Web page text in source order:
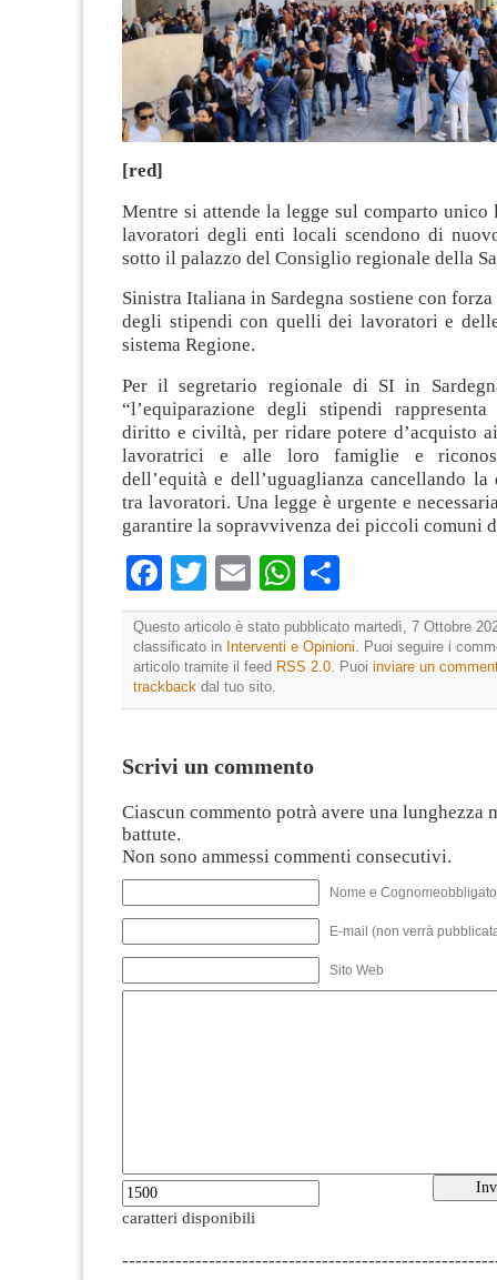
[red]
Mentre si attende la legge sul comparto
lavoratori degli enti locali scendono di
sotto il palazzo del Consiglio regionale della
Sinistra Italiana in Sardegna sostiene con
degli stipendi con quelli dei lavoratori e
sistema Regione.
Per il segretario regionale di SI in
“l’equiparazione degli stipendi
diritto e civiltà, per ridare potere d’acquisto
lavoratrici e alle loro famiglie e
dell’equità e dell’uguaglianza cancellando la
tra lavoratori. Una legge è urgente e
garantire la sopravvivenza dei piccoli comuni
Facebook
Twitter
EmailWhatsApp
Questo articolo è stato pubblicato martedì, 7 Ottobre
classificato in Interventi e Opinioni . Puoi seguire i
articolo tramite il feed RSS 2.0 . Puoi inviare un
trackback dal tuo sito.
Scrivi un commento
Ciascun commento potrà avere una lunghezza
battute.
Non sono ammessi commenti consecutivi.
Nome e
E-mail (non verrà
Sito Web
caratteri disponibili